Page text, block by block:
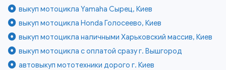
выкуп мотоцикла Yamaha Сырец, Киев
выкуп мотоцикла Honda Голосеево, Киев
выкуп мотоцикла наличными Харьковский массив, Киев
выкуп мотоцикла с оплатой сразу г. Вышгород
автовыкуп мототехники дорого г. Киев